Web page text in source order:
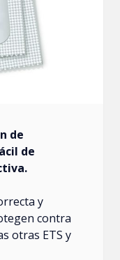
de
de
y
contra
otras ETS y